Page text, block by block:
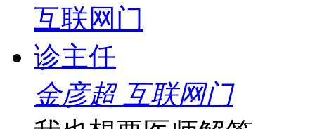
金彦超 互联网门